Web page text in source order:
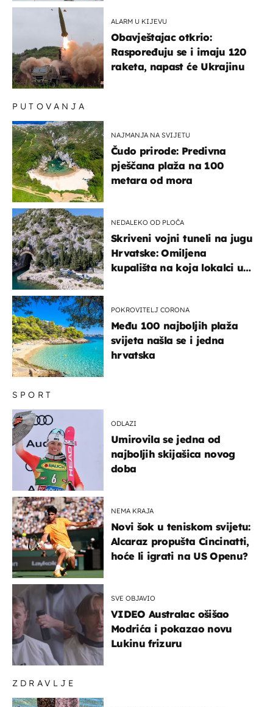
ALARM U KIJEVU
Obavještajac otkrio:
Raspoređuju se i imaju 120
raketa, napast će Ukrajinu
ZDRAVLJE
SPORT
ODLAZI
Umirovila se jedna od
najboljih skijašica novog
doba
NEMA KRAJA
Novi šok u teniskom svijetu:
Alcaraz propušta Cincinatti,
hoće li igrati na US Openu?
SVE OBJAVIO
VIDEO Australac ošišao
Modrića i pokazao novu
Lukinu frizuru
PUTOVANJA
NAJMANJA NA SVIJETU
Čudo prirode: Predivna
pješčana plaža na 100
metara od mora
NEDALEKO OD PLOČA
Skriveni vojni tuneli na jugu
Hrvatske: Omiljena
kupališta na koja lokalci u
POKROVITELJ CORONA
Među 100 najboljih plaža
svijeta našla se i jedna
hrvatska